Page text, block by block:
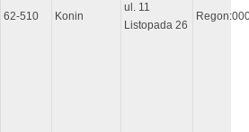
62-510 Konin
ul. 11
Listopada 26